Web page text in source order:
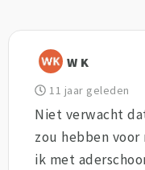
W K
11 jaar geleden
Niet verwacht
zou hebben
ik met